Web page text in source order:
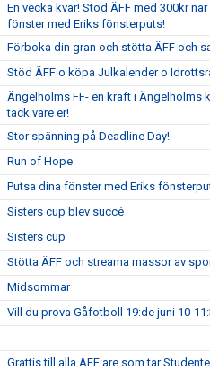
En vecka kvar! Stöd ÄFF med 300kr
fönster med Eriks fönsterputs!
Förboka din gran och stötta ÄFF och
Stöd ÄFF o köpa Julkalender o
Ängelholms FF- en kraft i Ängelholms
tack vare er!
Stor spänning på Deadline Day!
Run of Hope
Putsa dina fönster med Eriks
Sisters cup blev succé
Sisters cup
Stötta ÄFF och streama massor av
Midsommar
Vill du prova Gåfotboll 19:de juni 10-
Grattis till alla ÄFF:are som tar